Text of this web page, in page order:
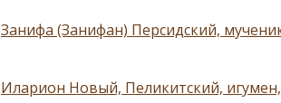
Занифа (Занифан) Персидский,
Иларион Новый, Пеликитский,